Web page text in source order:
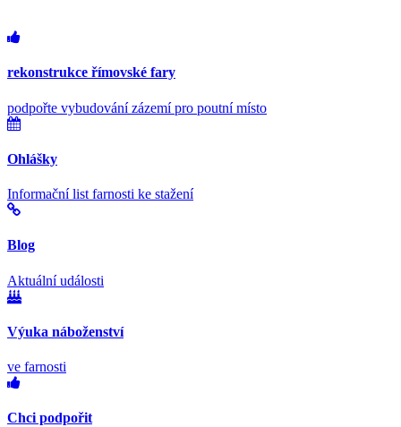
rekonstrukce římovské fary
podpořte vybudování zázemí pro poutní místo
Ohlášky
Informační list farnosti ke stažení
Blog
Aktuální události
Výuka náboženství
ve farnosti
Chci podpořit